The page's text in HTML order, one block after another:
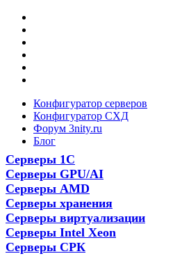
Конфигуратор серверов
Конфигуратор СХД
Форум 3nity.ru
Блог
Серверы 1С
Серверы GPU/AI
Серверы AMD
Серверы хранения
Серверы виртуализации
Серверы Intel Xeon
Серверы СРК